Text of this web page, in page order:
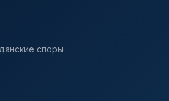
споры